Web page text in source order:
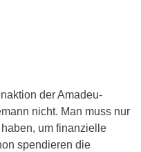
der Amadeu-
nicht. Man muss nur
um finanzielle
spendieren die